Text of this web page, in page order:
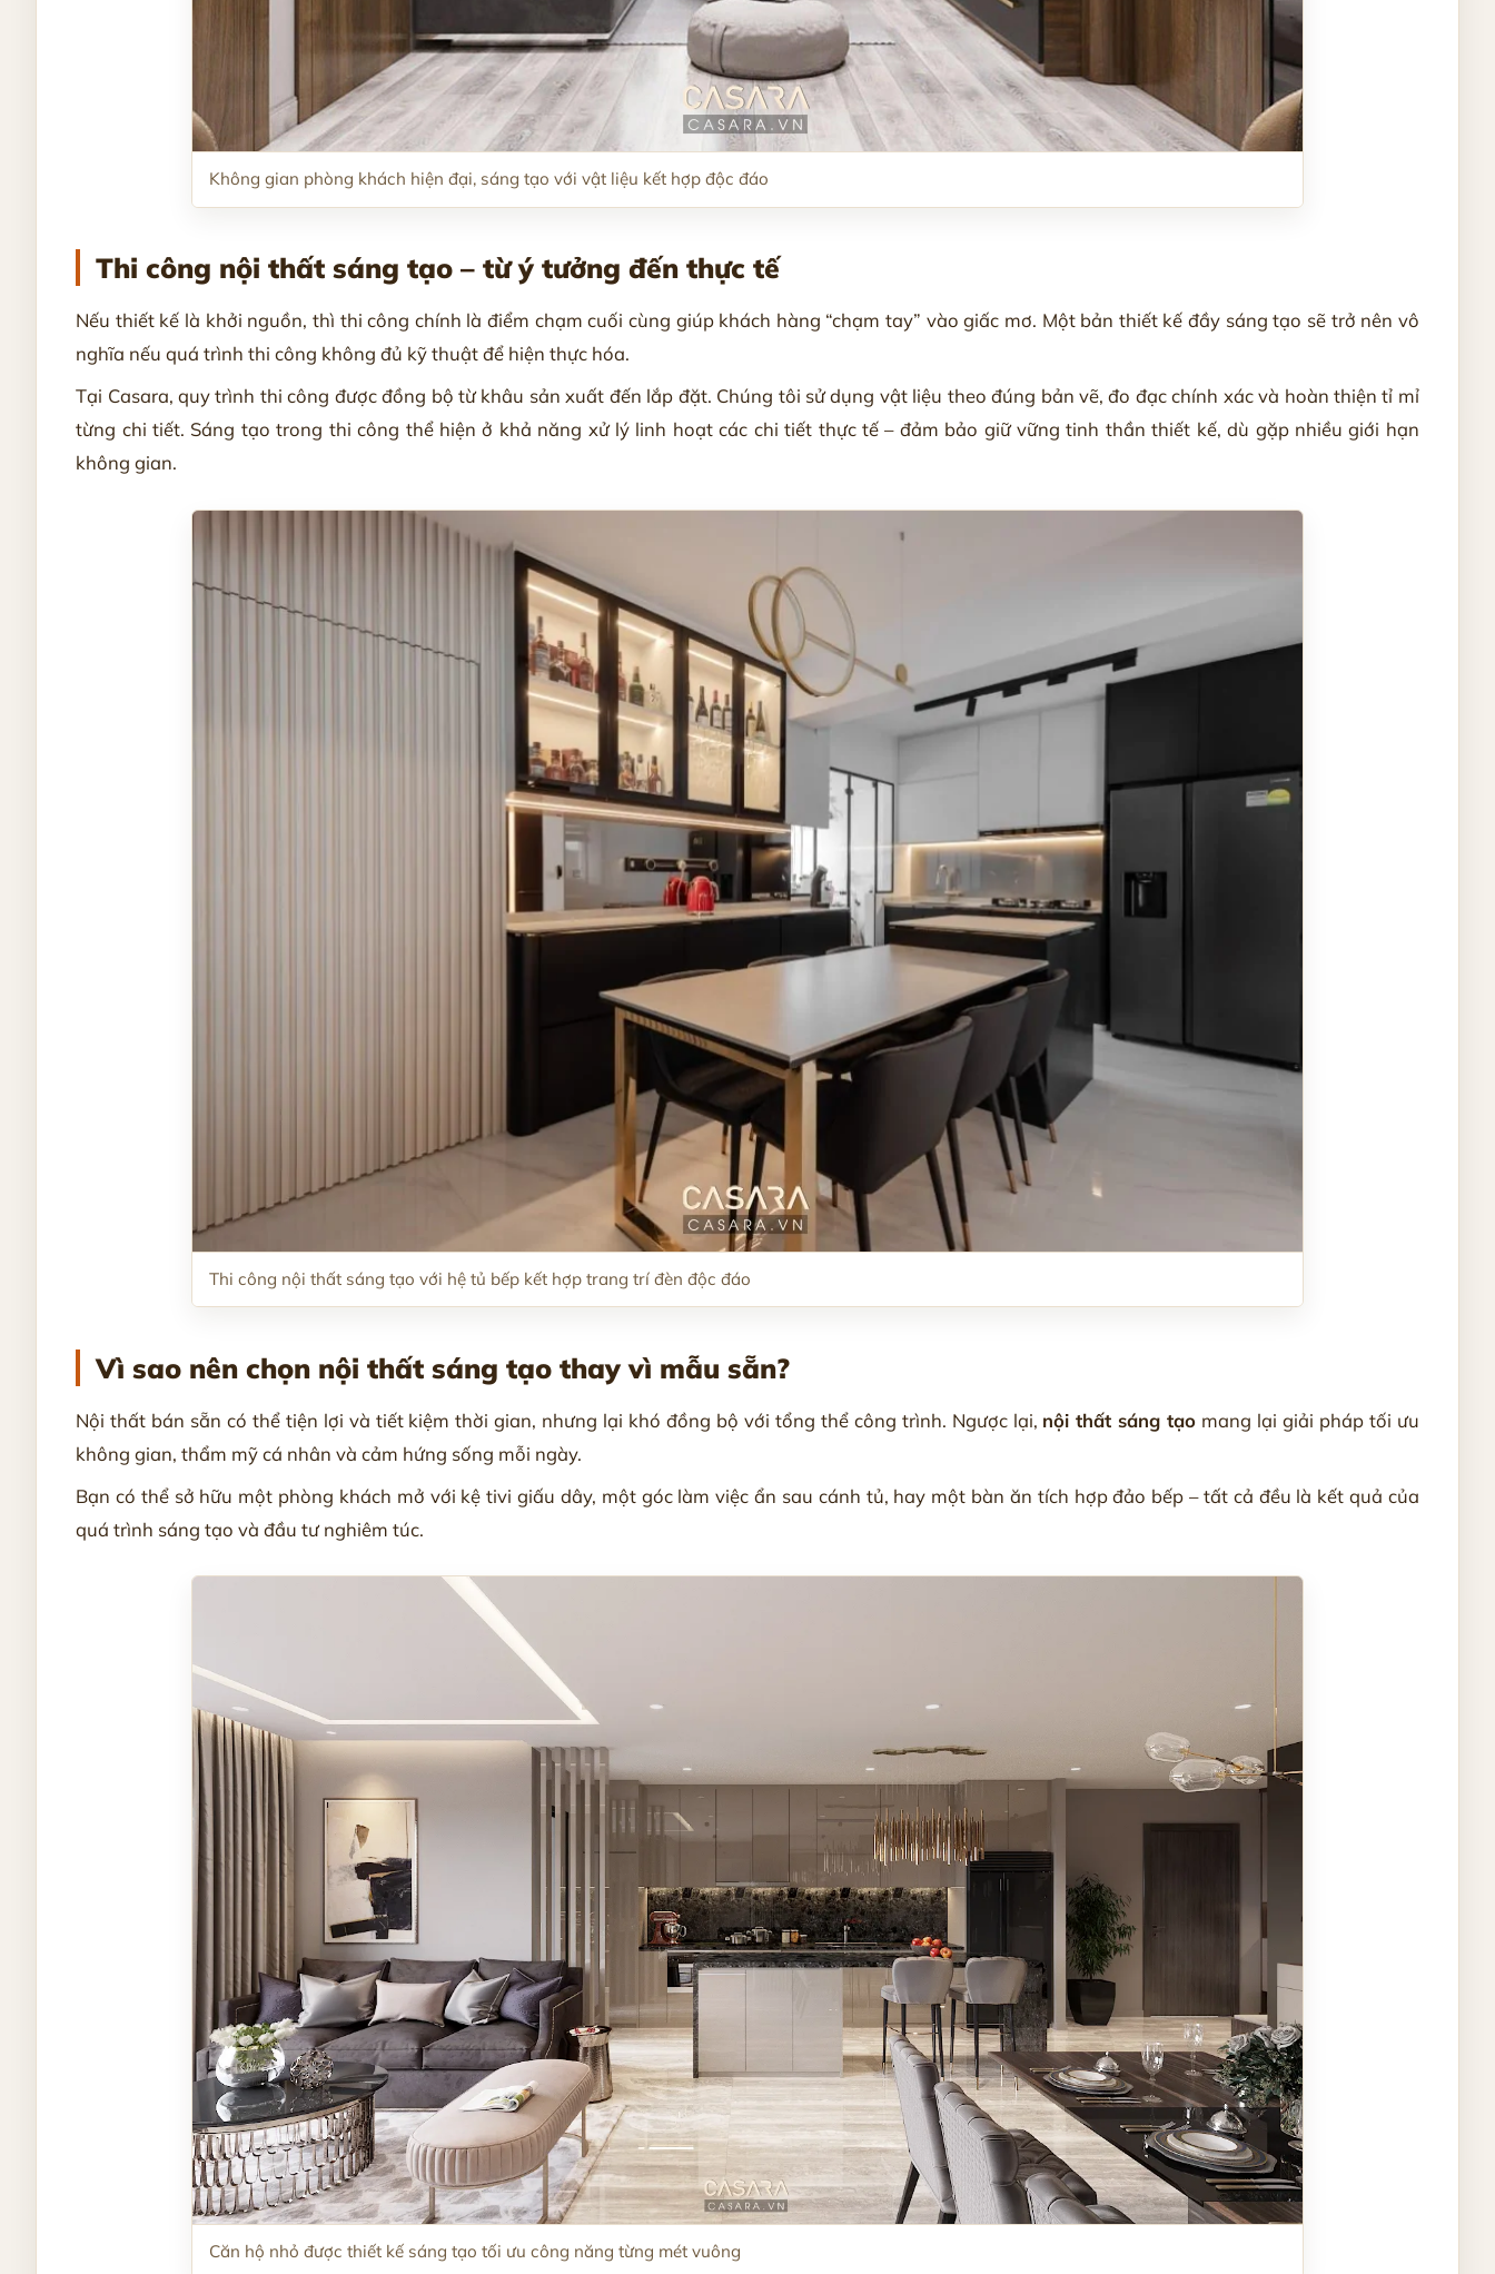
Không gian phòng khách hiện đại, sáng tạo với vật liệu kết hợp độc đáo
Thi công nội thất sáng tạo – từ ý tưởng đến thực tế
Nếu thiết kế là khởi nguồn, thì thi công chính là điểm chạm cuối cùng giúp khách hàng “chạm tay” vào giấc mơ. Một bản thiết kế đầy sáng tạo sẽ trở nên vô
nghĩa nếu quá trình thi công không đủ kỹ thuật để hiện thực hóa.
Tại Casara, quy trình thi công được đồng bộ từ khâu sản xuất đến lắp đặt. Chúng tôi sử dụng vật liệu theo đúng bản vẽ, đo đạc chính xác và hoàn thiện tỉ mỉ
từng chi tiết. Sáng tạo trong thi công thể hiện ở khả năng xử lý linh hoạt các chi tiết thực tế – đảm bảo giữ vững tinh thần thiết kế, dù gặp nhiều giới hạn
không gian.
Thi công nội thất sáng tạo với hệ tủ bếp kết hợp trang trí đèn độc đáo
Vì sao nên chọn nội thất sáng tạo thay vì mẫu sẵn?
Nội thất bán sẵn có thể tiện lợi và tiết kiệm thời gian, nhưng lại khó đồng bộ với tổng thể công trình. Ngược lại, nội thất sáng tạo mang lại giải pháp tối ưu
không gian, thẩm mỹ cá nhân và cảm hứng sống mỗi ngày.
Bạn có thể sở hữu một phòng khách mở với kệ tivi giấu dây, một góc làm việc ẩn sau cánh tủ, hay một bàn ăn tích hợp đảo bếp – tất cả đều là kết quả của
quá trình sáng tạo và đầu tư nghiêm túc.
Căn hộ nhỏ được thiết kế sáng tạo tối ưu công năng từng mét vuông